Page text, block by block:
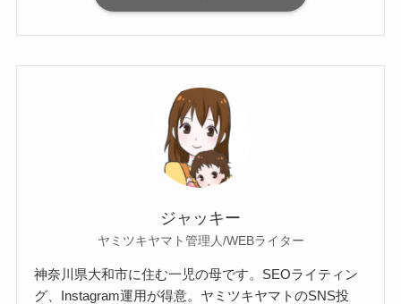
ジャッキー
ヤミツキヤマト管理人/WEBライター
神奈川県大和市に住む一児の母です。SEOライティン
グ、Instagram運用が得意。ヤミツキヤマトのSNS投